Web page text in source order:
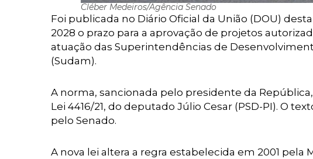
Cléber Medeiros/Agência Senado
Foi publicada no Diário Oficial da União (DOU) desta
2028 o prazo para a aprovação de projetos
atuação das Superintendências de
(Sudam).
A norma, sancionada pelo presidente da
Lei 4416/21, do deputado Júlio Cesar (PSD-PI). O
pelo Senado.
A nova lei altera a regra estabelecida em 2001 pela